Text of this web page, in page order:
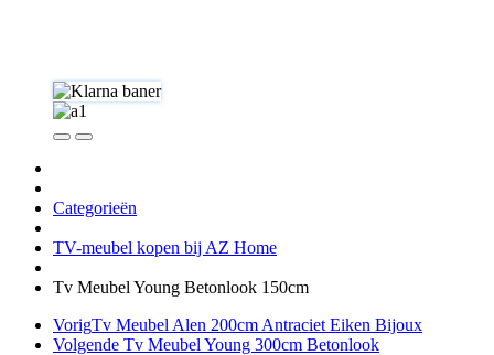
Categorieën
TV-meubel kopen bij AZ Home
Tv Meubel Young Betonlook 150cm
VorigTv Meubel Alen 200cm Antraciet Eiken Bijoux
Volgende Tv Meubel Young 300cm Betonlook